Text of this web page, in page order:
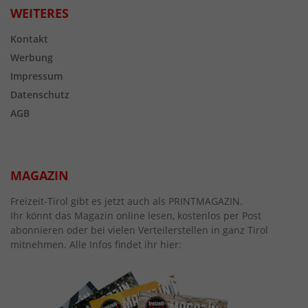
WEITERES
Kontakt
Werbung
Impressum
Datenschutz
AGB
MAGAZIN
Freizeit-Tirol gibt es jetzt auch als PRINTMAGAZIN.
Ihr könnt das Magazin online lesen, kostenlos per Post
abonnieren oder bei vielen Verteilerstellen in ganz Tirol
mitnehmen. Alle Infos findet ihr hier: